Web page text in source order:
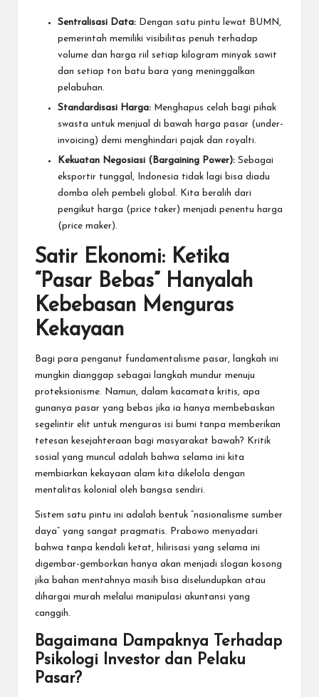
Sentralisasi Data: Dengan satu pintu lewat BUMN,
pemerintah memiliki visibilitas penuh terhadap
volume dan harga riil setiap kilogram minyak sawit
dan setiap ton batu bara yang meninggalkan
pelabuhan.
Standardisasi Harga: Menghapus celah bagi pihak
swasta untuk menjual di bawah harga pasar (under-
invoicing) demi menghindari pajak dan royalti.
Kekuatan Negosiasi (Bargaining Power): Sebagai
eksportir tunggal, Indonesia tidak lagi bisa diadu
domba oleh pembeli global. Kita beralih dari
pengikut harga (price taker) menjadi penentu harga
(price maker).
Satir Ekonomi: Ketika
“Pasar Bebas” Hanyalah
Kebebasan Menguras
Kekayaan
Bagi para penganut fundamentalisme pasar, langkah ini
mungkin dianggap sebagai langkah mundur menuju
proteksionisme. Namun, dalam kacamata kritis, apa
gunanya pasar yang bebas jika ia hanya membebaskan
segelintir elit untuk menguras isi bumi tanpa memberikan
tetesan kesejahteraan bagi masyarakat bawah? Kritik
sosial yang muncul adalah bahwa selama ini kita
membiarkan kekayaan alam kita dikelola dengan
mentalitas kolonial oleh bangsa sendiri.
Sistem satu pintu ini adalah bentuk “nasionalisme sumber
daya” yang sangat pragmatis. Prabowo menyadari
bahwa tanpa kendali ketat, hilirisasi yang selama ini
digembar-gemborkan hanya akan menjadi slogan kosong
jika bahan mentahnya masih bisa diselundupkan atau
dihargai murah melalui manipulasi akuntansi yang
canggih.
Bagaimana Dampaknya Terhadap
Psikologi Investor dan Pelaku
Pasar?